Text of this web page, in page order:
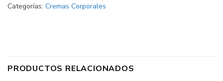
Categorías: Cremas Corporales
PRODUCTOS RELACIONADOS